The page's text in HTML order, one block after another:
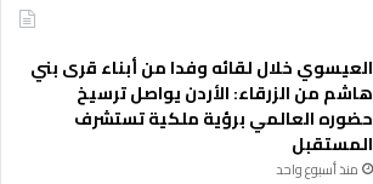
العيسوي خلال لقائه وفدا من أبناء قرى بني
هاشم من الزرقاء: الأردن يواصل ترسيخ
حضوره العالمي برؤية ملكية تستشرف
المستقبل
منذ أسبوع واحد